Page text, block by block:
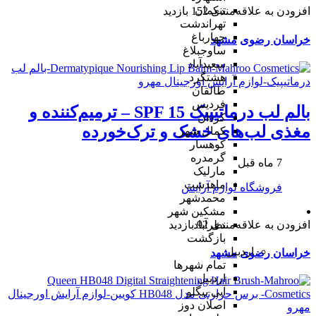
تنکمان
تهراندشت
چهارباغ
ساوجبلاغ
سعیدآباد
هشتگرد
طالقان
فردیس
کردان
کمال شهر
کوهسار
گرمدره
مارلیک
ماهدشت
محمدشهر
مشکین شهر
نظرآباد
بازگشت
اردبیل
تمام شهر‌ها
اردبیل
آبی بیگلو
اصلان دوز
افزودن به علاقه‌مندی 152 بازدید
خراسان رضوی مشهد
بالم لب درماتیپیک SPF 15 – ترمیم‌کننده و
مغذی لب‌های خشک و ترک‌خورده
7 ماه قبل
فروشگاه لوازم آرایش
افزودن به علاقه‌مندی 92 بازدید
خراسان رضوی مشهد